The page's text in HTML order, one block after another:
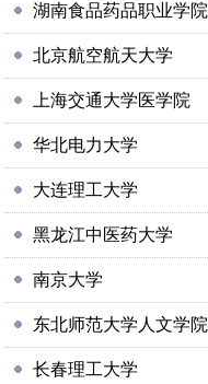
湖南食品药品职业学院
北京航空航天大学
上海交通大学医学院
华北电力大学
大连理工大学
黑龙江中医药大学
南京大学
东北师范大学人文学院
长春理工大学